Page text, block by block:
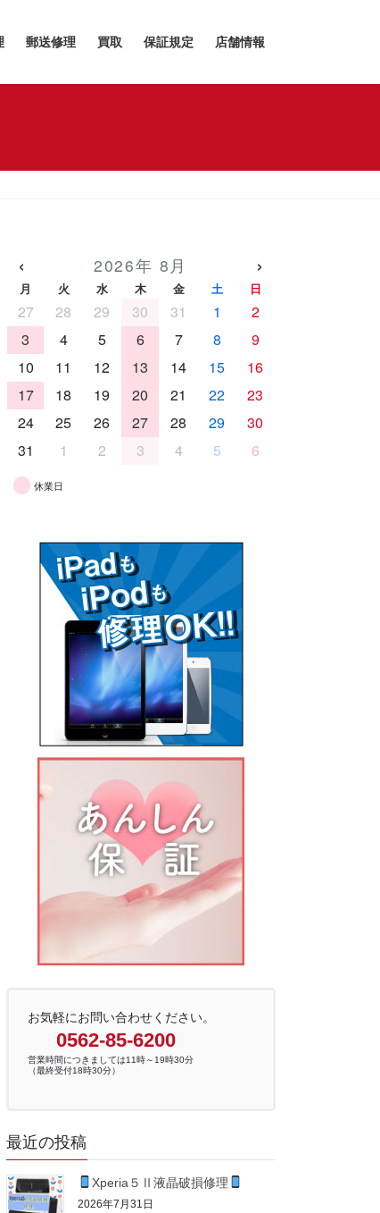
郵送修理 買取 保証規定 店舗情報
‹ 2026年 8月 ›
月 火 水 木 金 土 日
27 28 29 30 31 1
2
3
4 5 6 7 8
9
10
11 12 13 14 15
16
17
18 19 20 21 22
23
24
25 26 27 28 29
30
31
1 2 3 4 5 6
休業日
お気軽にお問い合わせください。
0562-85-6200
営業時間につきましては11時～19時30分
（最終受付18時30分）
最近の投稿
Xperia５Ⅱ液晶破損修理
2026年7月31日